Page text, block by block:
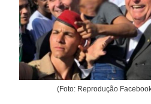
(Foto: Reprodução